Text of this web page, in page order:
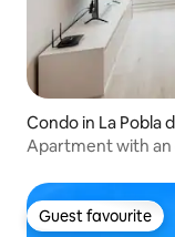
Condo in La Pobla
Apartment with an
Guest favourite
Guest favourite